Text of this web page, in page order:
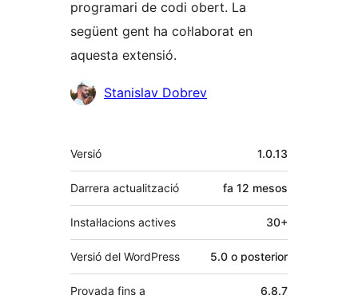
programari de codi obert. La
següent gent ha col·laborat en
aquesta extensió.
Col·laboradors
Stanislav Dobrev
Meta
Versió 1.0.13
Darrera actualització fa 12 mesos
Instal·lacions actives 30+
Versió del WordPress 5.0 o posterior
Provada fins a 6.8.7